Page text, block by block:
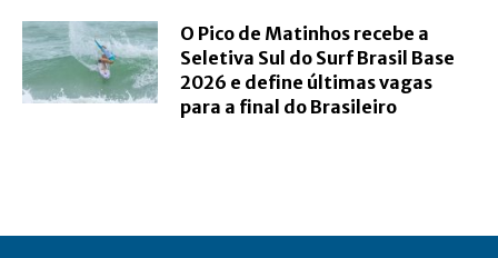
O Pico de Matinhos recebe a
Seletiva Sul do Surf Brasil Base
2026 e define últimas vagas
para a final do Brasileiro